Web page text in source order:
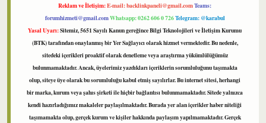
Reklam ve İletişim:E-mail:backlinkpaneli@gmail.comTeams:
forumhizmeti@gmail.comWhatsapp: 0262 606 0 726Telegram: @karabul
Yasal Uyarı:Sitemiz, 5651 Sayılı Kanun gereğince Bilgi Teknolojileri ve İletişim Kurumu
(BTK) tarafından onaylanmış bir Yer Sağlayıcı olarak hizmet vermektedir. Bu nedenle,
sitedeki içerikleri proaktif olarak denetleme veya araştırma yükümlülüğümüz
bulunmamaktadır. Ancak, üyelerimiz yazdıkları içeriklerin sorumluluğunu taşımakta
olup, siteye üye olarak bu sorumluluğu kabul etmiş sayılırlar. Bu internet sitesi, herhangi
bir marka, kurum veya şahıs şirketi ile hiçbir bağlantısı bulunmamaktadır. Sitede yalnızca
kendi hazırladığımız makaleler paylaşılmaktadır. Burada yer alan içerikler haber niteliği
taşımamakta olup, gerçek kurum ve kişiler hakkında paylaşım yapılmamaktadır. Gerçek